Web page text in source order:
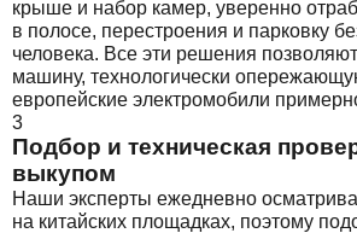
крыше и набор камер, уверенно
в полосе, перестроения и парковку
человека. Все эти решения
машину, технологически
европейские электромобили
3
Подбор и техническая
выкупом
Наши эксперты ежедневно
на китайских площадках, поэтому